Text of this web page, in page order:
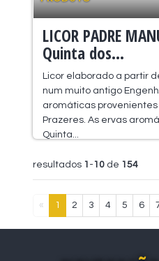
LICOR PADRE
Quinta dos...
Licor elaborado a partir
num muito antigo
aromáticas
Prazeres. As ervas
Quinta...
resultados 1 - 10 de 154
« 1 2 3 4 5 6